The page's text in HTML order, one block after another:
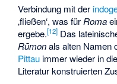
Verbindung mit der
‚fließen‘, was für Roma
ergebe.[12] Das
Rūmonals alten Namen
Pittau immer wieder in
Literatur konstruierten